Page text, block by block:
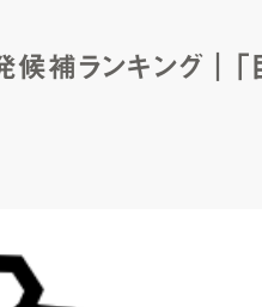
候補ランキング｜